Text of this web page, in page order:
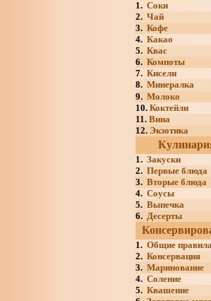
1. Соки
2. Чай
3. Кофе
4. Какао
5. Квас
6. Компоты
7. Кисели
8. Минералка
9. Молоко
10. Коктейли
11. Вина
12. Экзотика
1. Закуски
2. Первые блюда
3. Вторые блюда
4. Соусы
5. Выпечка
6. Десерты
1. Общие
2. Консервация
3. Маринование
4. Соление
5. Квашение